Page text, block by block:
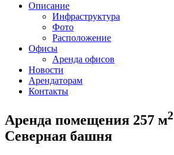
Описание
Инфраструктура
Фото
Расположение
Офисы
Аренда офисов
Новости
Арендаторам
Контакты
Аренда помещения 257 м2
Северная башня